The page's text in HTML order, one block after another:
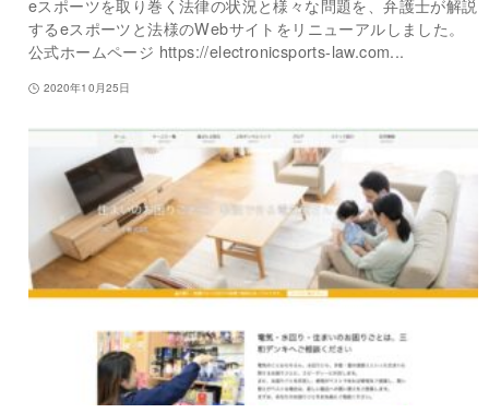
eスポーツを取り巻く法律の状況と様々な問題を、弁護士が解説
するeスポーツと法様のWebサイトをリニューアルしました。
公式ホームページ https://electronicsports-law.com...
2020年10月25日